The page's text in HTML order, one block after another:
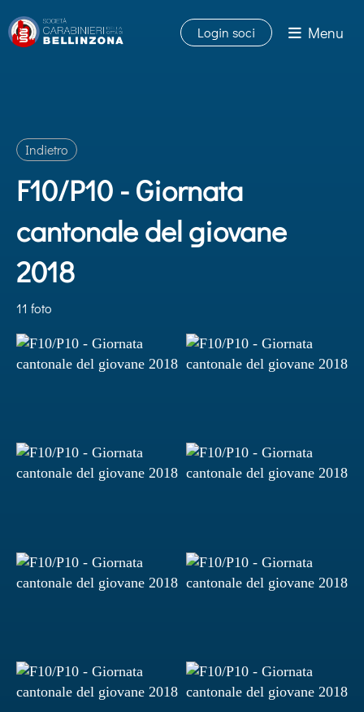
Login soci Menu
Indietro
F10/P10 - Giornata
cantonale del giovane
2018
11 foto